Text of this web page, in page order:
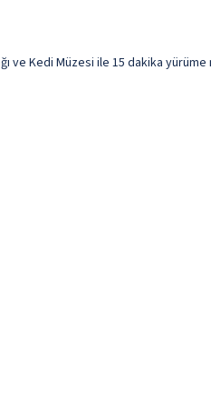
Kedi Müzesi ile 15 dakika